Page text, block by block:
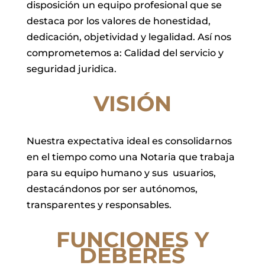
disposición un equipo profesional que se
destaca por los valores de honestidad,
dedicación, objetividad y legalidad. Así nos
comprometemos a: Calidad del servicio y
seguridad juridica.
VISIÓN
Nuestra expectativa ideal es consolidarnos
en el tiempo como una Notaria que trabaja
para su equipo humano y sus usuarios,
destacándonos por ser autónomos,
transparentes y responsables.
FUNCIONES Y
DEBERES